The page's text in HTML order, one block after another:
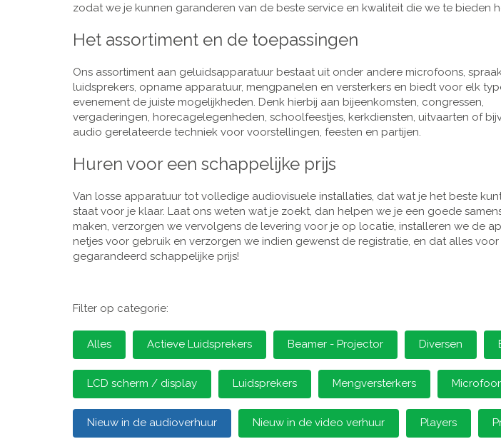
zodat we je kunnen garanderen van de beste service en kwaliteit die we te bieden
Het assortiment en de toepassingen
Ons assortiment aan geluidsapparatuur bestaat uit onder andere microfoons,
luidsprekers, opname apparatuur, mengpanelen en versterkers en biedt voor elk
evenement de juiste mogelijkheden. Denk hierbij aan bijeenkomsten, congressen,
vergaderingen, horecagelegenheden, schoolfeestjes, kerkdiensten, uitvaarten of
audio gerelateerde techniek voor voorstellingen, feesten en partijen.
Huren voor een schappelijke prijs
Van losse apparatuur tot volledige audiovisuele installaties, dat wat je het beste
staat voor je klaar. Laat ons weten wat je zoekt, dan helpen we je een goede
maken, verzorgen we vervolgens de levering voor je op locatie, installeren we de
netjes voor gebruik en verzorgen we indien gewenst de registratie, en dat alles voor
gegarandeerd schappelijke prijs!
Filter op categorie:
Alles Actieve Luidsprekers Beamer - Projector Diversen
LCD scherm / display Luidsprekers Mengversterkers
Nieuw in de audioverhuur Nieuw in de video verhuur Players